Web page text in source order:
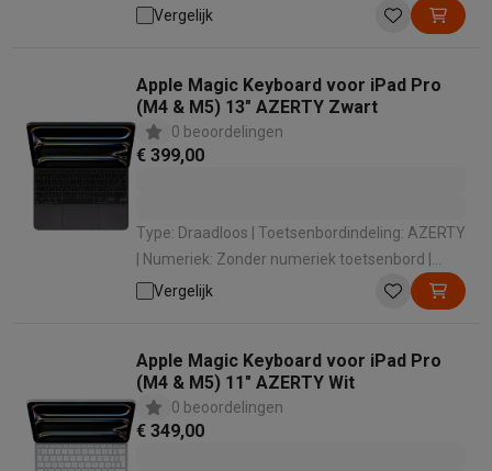
Compatibiliteit: iPadOS | Soort apparaat:
Vergelijk
Apple Magic Keyboard voor iPad Pro
(M4 & M5) 13" AZERTY Zwart
0 beoordelingen
€ 399,00
Type: Draadloos | Toetsenbordindeling: AZERTY
| Numeriek: Zonder numeriek toetsenbord |
Compatibiliteit: iPadOS | Soort apparaat:
Vergelijk
Apple Magic Keyboard voor iPad Pro
(M4 & M5) 11" AZERTY Wit
0 beoordelingen
€ 349,00